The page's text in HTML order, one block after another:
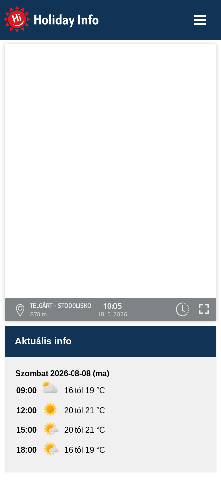
Holiday Info
TELGÁRT - STODOLISKO
870 m
10:05
18. 5. 2026
Aktuális info
Szombat 2026-08-08 (ma)
09:00 16 tól 19 °C
12:00 20 tól 21 °C
15:00 20 tól 21 °C
18:00 16 tól 19 °C